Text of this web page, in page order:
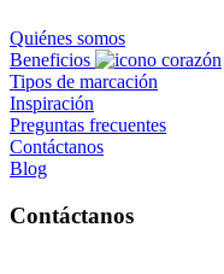
Quiénes somos
Beneficios
Tipos de marcación
Inspiración
Preguntas frecuentes
Contáctanos
Blog
Contáctanos